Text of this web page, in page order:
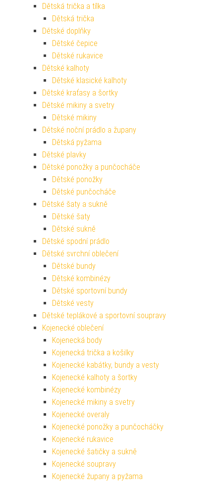
Dětská trička a tílka
Dětská trička
Dětské doplňky
Dětské čepice
Dětské rukavice
Dětské kalhoty
Dětské klasické kalhoty
Dětské kraťasy a šortky
Dětské mikiny a svetry
Dětské mikiny
Dětské noční prádlo a župany
Dětská pyžama
Dětské plavky
Dětské ponožky a punčocháče
Dětské ponožky
Dětské punčocháče
Dětské šaty a sukně
Dětské šaty
Dětské sukně
Dětské spodní prádlo
Dětské svrchní oblečení
Dětské bundy
Dětské kombinézy
Dětské sportovní bundy
Dětské vesty
Dětské teplákové a sportovní soupravy
Kojenecké oblečení
Kojenecká body
Kojenecká trička a košilky
Kojenecké kabátky, bundy a vesty
Kojenecké kalhoty a šortky
Kojenecké kombinézy
Kojenecké mikiny a svetry
Kojenecké overaly
Kojenecké ponožky a punčocháčky
Kojenecké rukavice
Kojenecké šatičky a sukně
Kojenecké soupravy
Kojenecké župany a pyžama